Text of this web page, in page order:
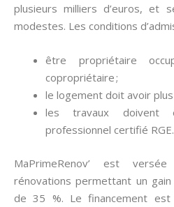
plusieurs milliers d’euros, et
modestes. Les conditions
être propriétaire
copropriétaire ;
le logement doit avoir plus
les travaux doivent
professionnel certifié RGE.
MaPrimeRenov’ est
rénovations permettant un
de 35 %. Le financement